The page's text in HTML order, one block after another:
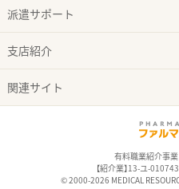
派遣サポート
支店紹介
関連サイト
有料職業紹介事
【紹介業】13-ユ-
© 2000-2026 MEDICAL